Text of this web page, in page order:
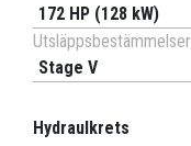
172 HP (128 kW)
Utsläppsbestämmelser
Stage V
Hydraulkrets